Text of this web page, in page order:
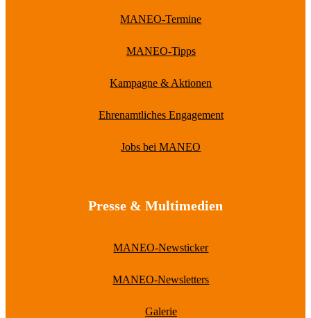
MANEO-Termine
MANEO-Tipps
Kampagne & Aktionen
Ehrenamtliches Engagement
Jobs bei MANEO
Presse & Multimedien
MANEO-Newsticker
MANEO-Newsletters
Galerie